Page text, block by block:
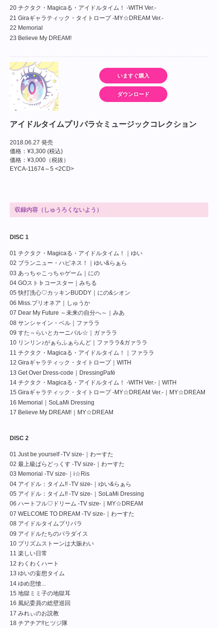
20 チクタク・Magicaる・アイドルタイム！ -WITH Ver.-
21 Giraギャラティック・タイトロープ -MY☆DREAM Ver.-
22 Memorial
23 Believe My DREAM!
いますぐ購入
ダウンロード
アイドルタイムプリパラ☆ミュージックコレクション
2018.06.27 発売
価格：¥3,300 (税込)
価格：¥3,000（税抜）
EYCA-11674～5 <2CD>
収録内容（しゅうろくないよう）
DISC 1
01 チクタク・Magicaる・アイドルタイム！｜ゆい
02 ブランニュー・ハピネス！｜ゆい&らぁら
03 あっちゃこっちゃゲーム｜にの
04 GOスト♭コースター｜みちる
05 快打洗心♡カッキンBUDDY｜にの&シオン
06 Miss.プリオネア｜しゅうか
07 Dear My Future ～未来の自分へ～｜みあ
08 サンシャイン・ベル｜ファララ
09 すた～らいとカーニバル☆｜ガァララ
10 リンリン♪がぁらふぁらんど｜ファララ&ガァララ
11 チクタク・Magicaる・アイドルタイム！｜ファララ
12 Giraギャラティック・タイトロープ｜WITH
13 Get Over Dress-code｜DressingPafé
14 チクタク・Magicaる・アイドルタイム！ -WITH Ver.-｜WITH
15 Giraギャラティック・タイトロープ -MY☆DREAM Ver.-｜MY☆DREAM
16 Memorial｜SoLaMi Dressing
17 Believe My DREAM!｜MY☆DREAM
DISC 2
01 Just be yourself -TV size-｜わーすた
02 最上級ぱらどっくす -TV size-｜わーすた
03 Memorial -TV size-｜i☆Ris
04 アイドル：タイム!! -TV size-｜ゆい&らぁら
05 アイドル：タイム!! -TV size-｜SoLaMi Dressing
06 ハートフル♡ドリーム -TV size-｜MY☆DREAM
07 WELCOME TO DREAM -TV size-｜わーすた
08 アイドルタイムプリパラ
09 アイドルたちのパラダイス
10 プリズムストーンは⼤賑わい
11 楽しい日常
12 わくわくハート
13 ゆいの妄想タイム
14 ゆめ悲愴...
15 地獄ミミ子の地獄耳
16 風紀委員の総壁巡回
17 みれぃのお説教
18 チアチア!!ヒツジ隊